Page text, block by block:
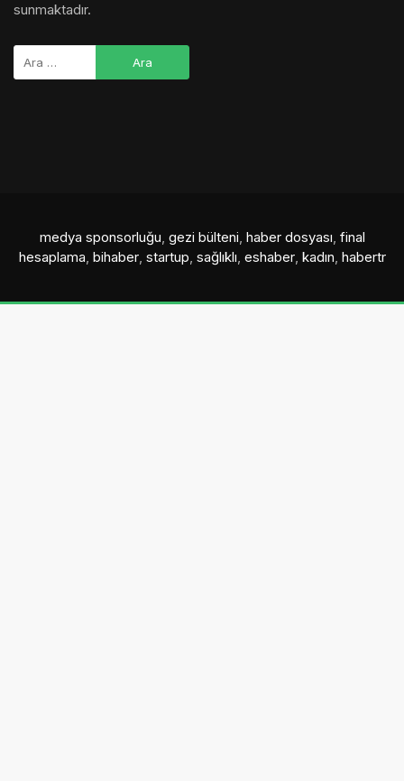
sunmaktadır.
medya sponsorluğu, gezi bülteni, haber dosyası, final
hesaplama, bihaber, startup, sağlıklı, eshaber, kadın, habertr